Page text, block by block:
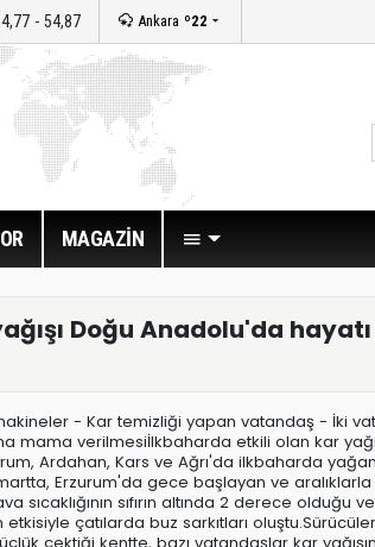
- 54,87 Ankara º22
MAGAZİN
Doğu Anadolu'da
- Kar temizliği yapan vatandaş - İki
mama verilmesiİlkbaharda etkili olan kar
Ardahan, Kars ve Ağrı'da ilkbaharda
Erzurum'da gece başlayan ve aralıklarla
sıfırın altında 2 derece olduğu
etkisiyle çatılarda buz sarkıtları